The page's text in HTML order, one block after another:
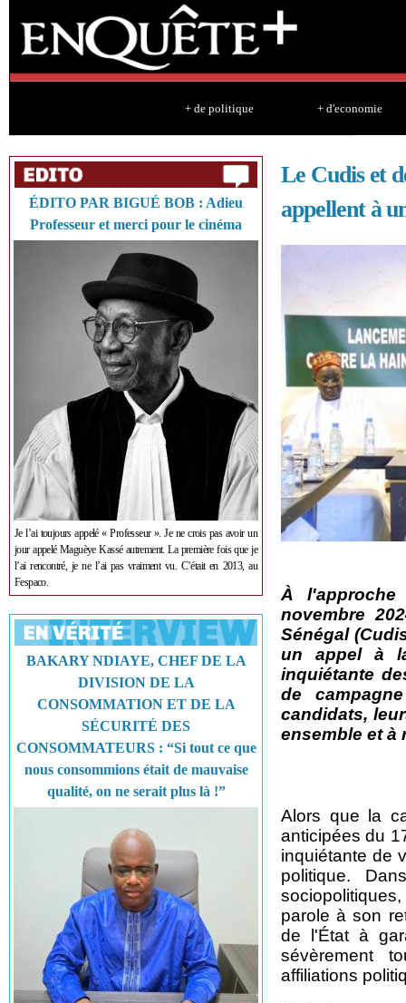
+ de politique + d'economie
ÉDITO PAR BIGUÉ BOB : Adieu
Professeur et merci pour le cinéma
Je l’ai toujours appelé « Professeur ». Je ne crois pas avoir un
jour appelé Maguèye Kassé autrement. La première fois que je
l’ai rencontré, je ne l’ai pas vraiment vu. C’était en 2013, au
Fespaco.
BAKARY NDIAYE, CHEF DE LA
DIVISION DE LA
CONSOMMATION ET DE LA
SÉCURITÉ DES
CONSOMMATEURS : “Si tout ce que
nous consommions était de mauvaise
qualité, on ne serait plus là !”
Le Cudis et
appellent à
À
novembre
Sénégal
un appel à
inquiétante
de
candidats,
ensemble et à
Alors que la
anticipées du
inquiétante de
politique.
parole à son
de l'État à
sévèrement
affiliations